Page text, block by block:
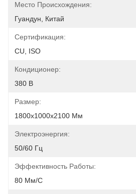
Место Происхождения:
Гуандун, Китай
Сертификация:
CU, ISO
Кондиционер:
380 В
Размер:
1800x1000x2100 Мм
Электроэнергия:
50/60 Гц
Эффективность Работы:
80 Мм/с